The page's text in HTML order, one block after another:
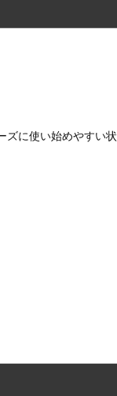
に使い始めやすい